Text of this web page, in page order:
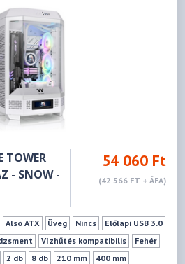
TOWER
- SNOW -
54 060 Ft
(42 566 FT + ÁFA)
Alsó ATX Üveg Nincs
Előlapi USB 3.0
Vízhűtés kompatibilis
Fehér
2 db 8 db 210 mm 400 mm